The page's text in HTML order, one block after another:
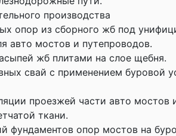
производства
опор из сборного жб под
авто мостов и путепроводов.
жб плитами на слое щебня.
свай с применением буровой
проезжей части авто мостов
ткани.
фундаментов опор мостов на